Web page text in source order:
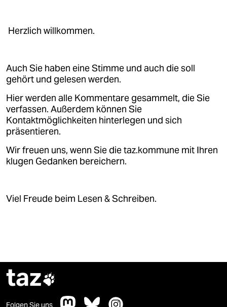
Herzlich willkommen.
Auch Sie haben eine Stimme und auch die soll
gehört und gelesen werden.
Hier werden alle Kommentare gesammelt, die Sie
verfassen. Außerdem können Sie
Kontaktmöglichkeiten hinterlegen und sich
präsentieren.
Wir freuen uns, wenn Sie die taz.kommune mit Ihren
klugen Gedanken bereichern.
Viel Freude beim Lesen & Schreiben.
taz
Folgen Sie uns